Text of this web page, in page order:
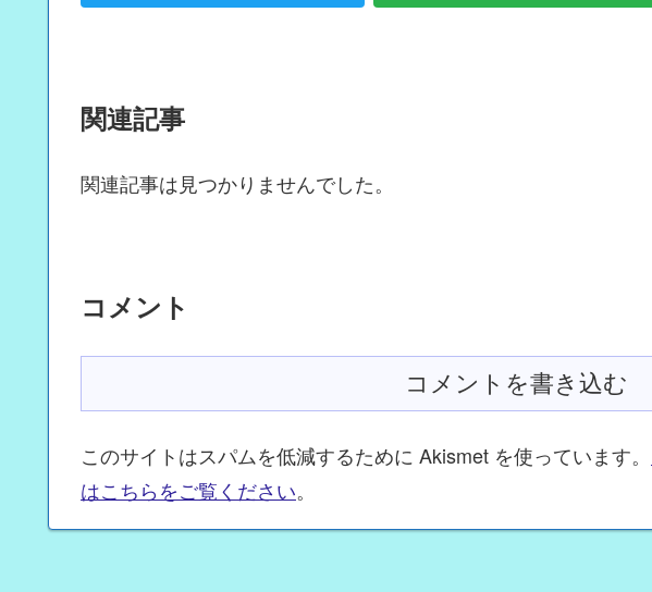
関連記事
関連記事は見つかりませんでした。
コメント
コメントを書き込む
このサイトはスパムを低減するために Akismet を使っています。
はこちらをご覧ください。